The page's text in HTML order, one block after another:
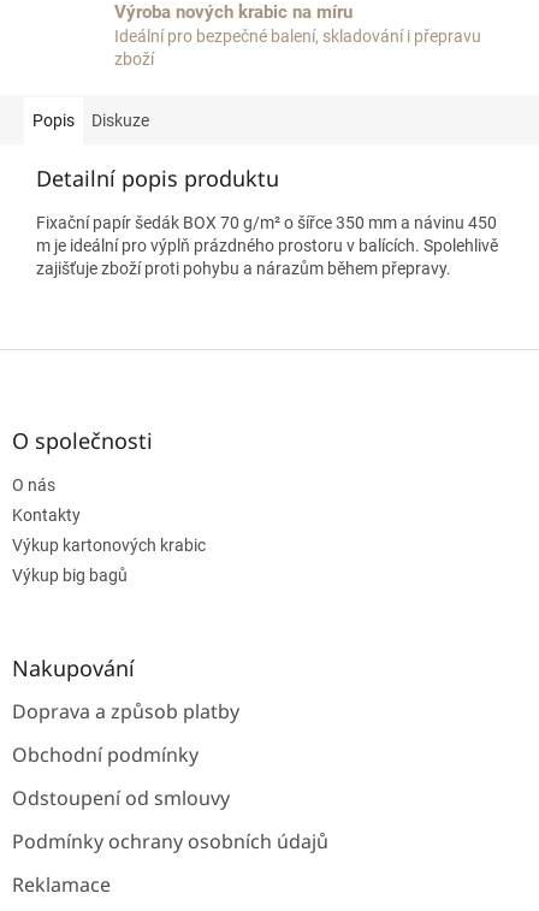
Výroba nových krabic na míru
Ideální pro bezpečné balení, skladování i přepravu
zboží
Popis Diskuze
Detailní popis produktu
Fixační papír šedák BOX 70 g/m² o šířce 350 mm a návinu 450
m je ideální pro výplň prázdného prostoru v balících. Spolehlivě
zajišťuje zboží proti pohybu a nárazům během přepravy.
Z
O společnosti
O nás
Kontakty
Výkup kartonových krabic
Výkup big bagů
Nakupování
Doprava a způsob platby
Obchodní podmínky
Odstoupení od smlouvy
Podmínky ochrany osobních údajů
Reklamace